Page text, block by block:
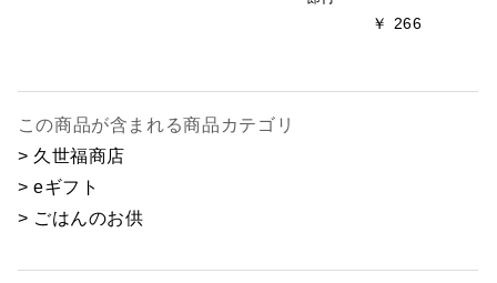
￥ 266
この商品が含まれる商品カテゴリ
> 久世福商店
> eギフト
> ごはんのお供